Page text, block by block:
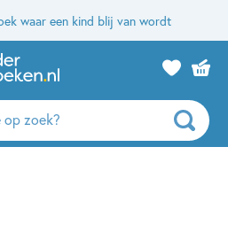
waar een kind blij van wordt